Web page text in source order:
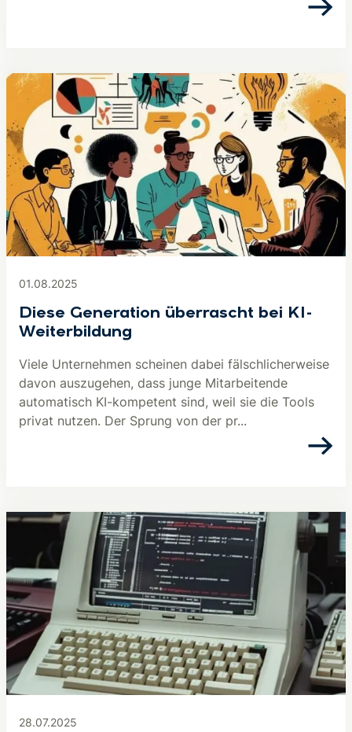
01.08.2025
Diese Generation überrascht bei KI-
Weiterbildung
Viele Unternehmen scheinen dabei fälschlicherweise
davon auszugehen, dass junge Mitarbeitende
automatisch KI-kompetent sind, weil sie die Tools
privat nutzen. Der Sprung von der pr...
28.07.2025